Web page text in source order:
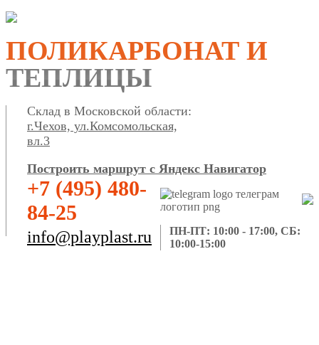
ПОЛИКАРБОНАТ И
ТЕПЛИЦЫ
Склад в Московской области:
г.Чехов, ул.Комсомольская,
вл.3
Построить маршрут с Яндекс Навигатор
+7 (495) 480-
84-25
info@playplast.ru
ПН-ПТ: 10:00 - 17:00, СБ:
10:00-15:00